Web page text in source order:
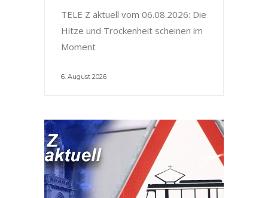
TELE Z aktuell vom 06.08.2026: Die
Hitze und Trockenheit scheinen im
Moment
6. August 2026